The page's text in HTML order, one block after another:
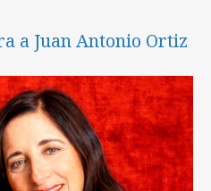
a Juan Antonio Ortiz